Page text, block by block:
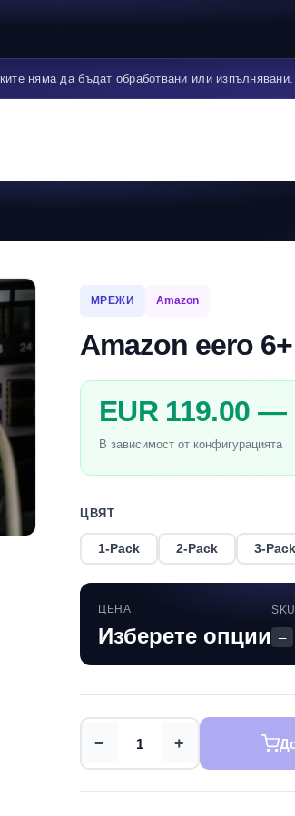
няма да бъдат обработвани или изпълнявани.
МРЕЖИ Amazon
Amazon eero 6+
EUR 119.00 —
В зависимост от конфигурацията
ЦВЯТ
1-Pack 2-Pack 3-Pack
ЦЕНА
Изберете опции
SKU
—
− +